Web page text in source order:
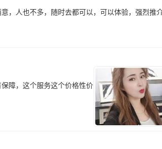
，人也不多，随时去都可以，可以体验，强烈推
障，这个服务这个价格性价